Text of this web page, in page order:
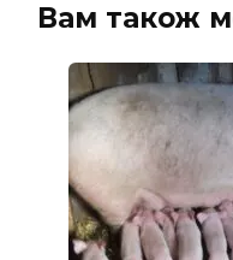
Вам також